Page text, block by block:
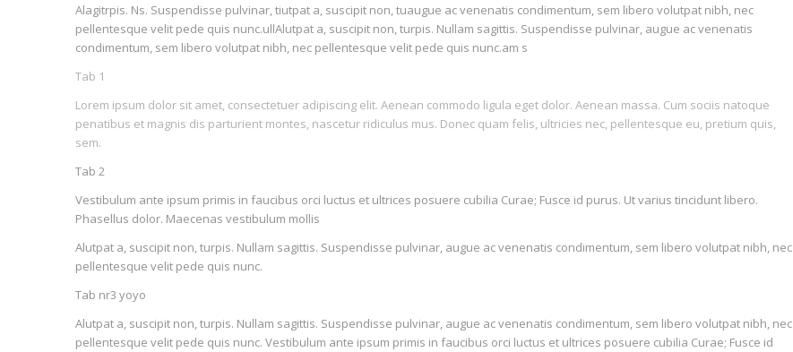
Alagitrpis. Ns. Suspendisse pulvinar, tiutpat a, suscipit non, tuaugue ac venenatis condimentum, sem libero volutpat nibh, nec
pellentesque velit pede quis nunc.ullAlutpat a, suscipit non, turpis. Nullam sagittis. Suspendisse pulvinar, augue ac venenatis
condimentum, sem libero volutpat nibh, nec pellentesque velit pede quis nunc.am s
Tab 1
Lorem ipsum dolor sit amet, consectetuer adipiscing elit. Aenean commodo ligula eget dolor. Aenean massa. Cum sociis natoque
penatibus et magnis dis parturient montes, nascetur ridiculus mus. Donec quam felis, ultricies nec, pellentesque eu, pretium quis,
sem.
Tab 2
Vestibulum ante ipsum primis in faucibus orci luctus et ultrices posuere cubilia Curae; Fusce id purus. Ut varius tincidunt libero.
Phasellus dolor. Maecenas vestibulum mollis
Alutpat a, suscipit non, turpis. Nullam sagittis. Suspendisse pulvinar, augue ac venenatis condimentum, sem libero volutpat nibh, nec
pellentesque velit pede quis nunc.
Tab nr3 yoyo
Alutpat a, suscipit non, turpis. Nullam sagittis. Suspendisse pulvinar, augue ac venenatis condimentum, sem libero volutpat nibh, nec
pellentesque velit pede quis nunc. Vestibulum ante ipsum primis in faucibus orci luctus et ultrices posuere cubilia Curae; Fusce id